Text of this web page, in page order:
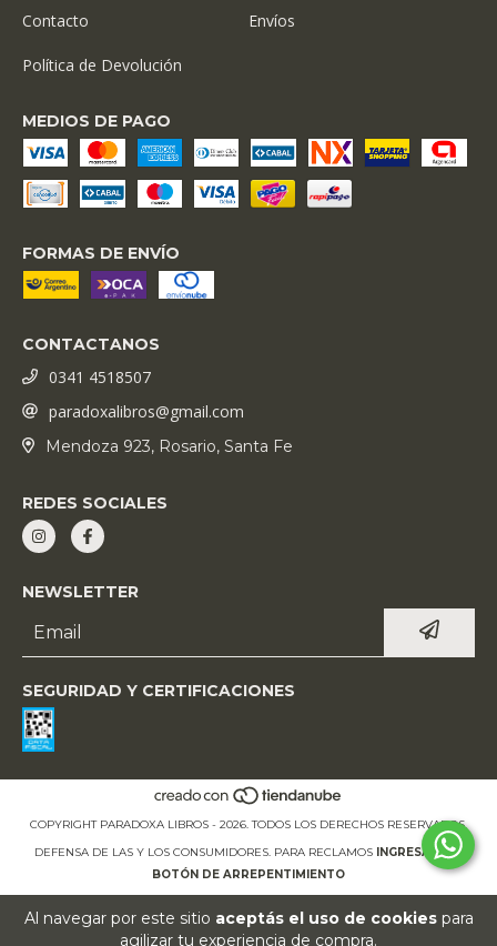
Al navegar por este sitio aceptás el uso de cookiespara
agilizar tu experiencia de compra.
Contacto Envíos
Política de Devolución
MEDIOS DE PAGO
FORMAS DE ENVÍO
CONTACTANOS
0341 4518507
paradoxalibros@gmail.com
Mendoza 923, Rosario, Santa Fe
REDES SOCIALES
NEWSLETTER
SEGURIDAD Y CERTIFICACIONES
COPYRIGHT PARADOXA LIBROS - 2026. TODOS LOS DERECHOS RESERVADOS.
DEFENSA DE LAS Y LOS CONSUMIDORES. PARA RECLAMOS
INGRESÁ ACÁ.
BOTÓN DE ARREPENTIMIENTO